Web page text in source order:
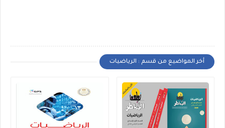
أخر المواضيع من قسم : الرياضيات